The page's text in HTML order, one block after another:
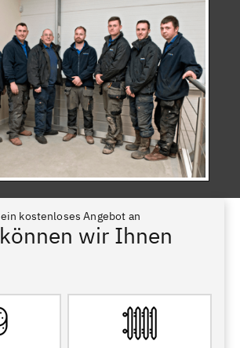
kostenloses Angebot an
wir Ihnen